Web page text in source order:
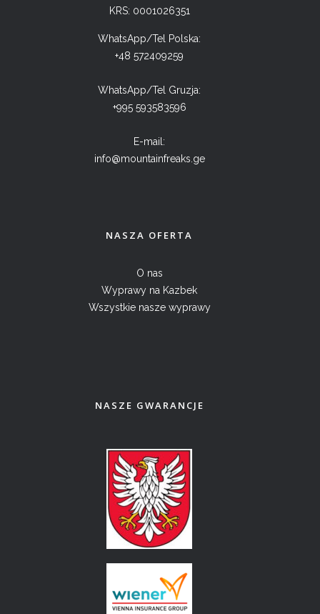
KRS: 0001026351
WhatsApp/Tel Polska:
+48 572409259
WhatsApp/Tel Gruzja:
+995 593583596
E-mail:
info@mountainfreaks.ge
NASZA OFERTA
O nas
Wyprawy na Kazbek
Wszystkie nasze wyprawy
NASZE GWARANCJE